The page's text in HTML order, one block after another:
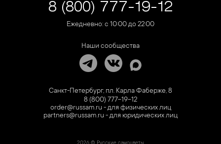
8 (800) 777-19-12
Ежедневно: с 10:00 до 22:00
Наши сообщества
Санкт-Петербург, пл. Карла Фаберже, 8
8 (800) 777-19-12
order@russam.ru - для физических лиц
partners@russam.ru - для юридических лиц